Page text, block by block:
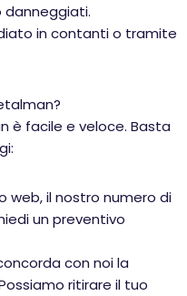
in contanti o tramite
è facile e veloce. Basta
il nostro numero di
un preventivo
con noi la
ritirare il tuo